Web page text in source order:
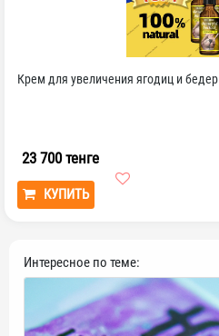
Крем для увеличения ягодиц и бедер
23 700 тенге
КУПИТЬ
Интересное по теме: